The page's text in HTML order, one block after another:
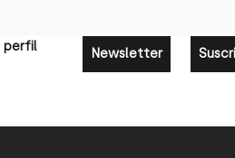
perfil Newsletter